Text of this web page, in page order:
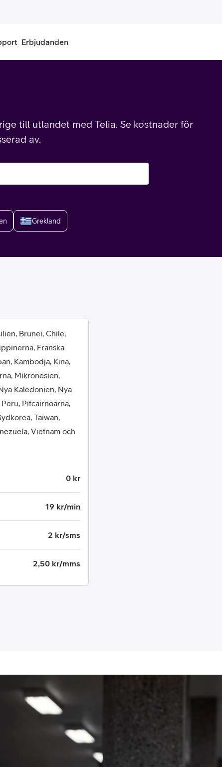
Ladda kontantkort
Erbjudanden
till utlandet med Telia. Se kostnader för
av.
Grekland
Brunei, Chile,
Franska
Kambodja, Kina,
Mikronesien,
Kaledonien, Nya
Pitcairnöarna,
Taiwan,
Vietnam och
0 kr
19 kr/min
2 kr/sms
2,50 kr/mms